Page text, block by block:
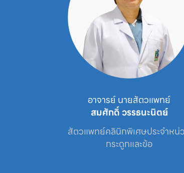
อาจารย์ นายสัตวแพทย์
สมศักดิ์ วรรธนะนิตย์
สัตวแพทย์คลินิกพิเศษประจำหน่
กระดูกและข้อ